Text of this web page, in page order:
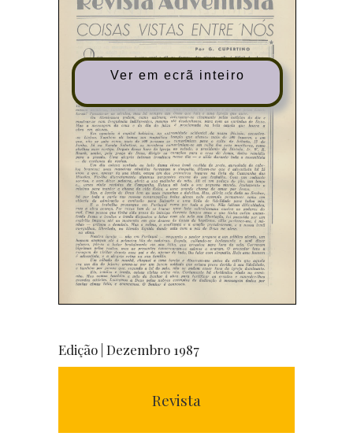
Ver em ecrã inteiro
Edição | Dezembro 1987
Revista